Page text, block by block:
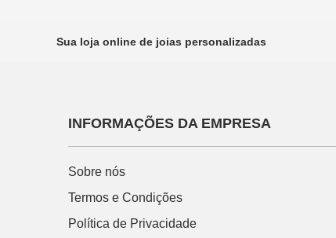
Sua loja online de joias personalizadas
INFORMAÇÕES DA EMPRESA
Sobre nós
Termos e Condições
Política de Privacidade